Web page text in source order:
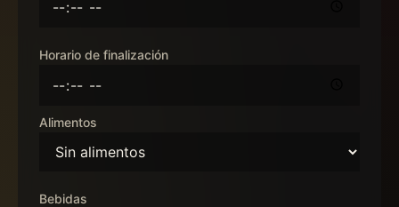
Horario de finalización
Alimentos
Bebidas